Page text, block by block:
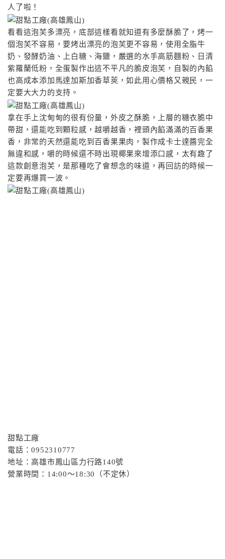
人了啦！
看看這泡芙多漂亮，底部這樣看就知道有多麼酥脆了，烤一
個泡芙不容易，要烤出漂亮的泡芙更不容易，使用全脂牛
奶、發酵奶油、上白糖、海鹽，嚴選的水手高筋麵粉、日清
紫羅蘭低粉，全蛋製作出這不平凡的脆皮泡芙，自製的內餡
也高成本添加馬達加斯加香草莢，如此用心價格又親民，一
定要大大力的支持。
拿在手上沈甸甸的很有份量，外皮之酥脆，上層的糖衣脆中
帶甜，還能吃到顆粒感，越嚼越香，裡頭內餡滿滿的百香果
香，非常的天然還能吃到百香果果肉，製作成卡士達醬完全
無違和感，嚼的時候還不時出現椰果來增添口感，太有趣了
這款創意泡芙，是那種吃了會想念的味道，再回訪的時候一
定要再爆買一波。
甜點工廠
電話：0952310777
地址：高雄市鳳山區力行路140號
營業時間：14:00～18:30（不定休）